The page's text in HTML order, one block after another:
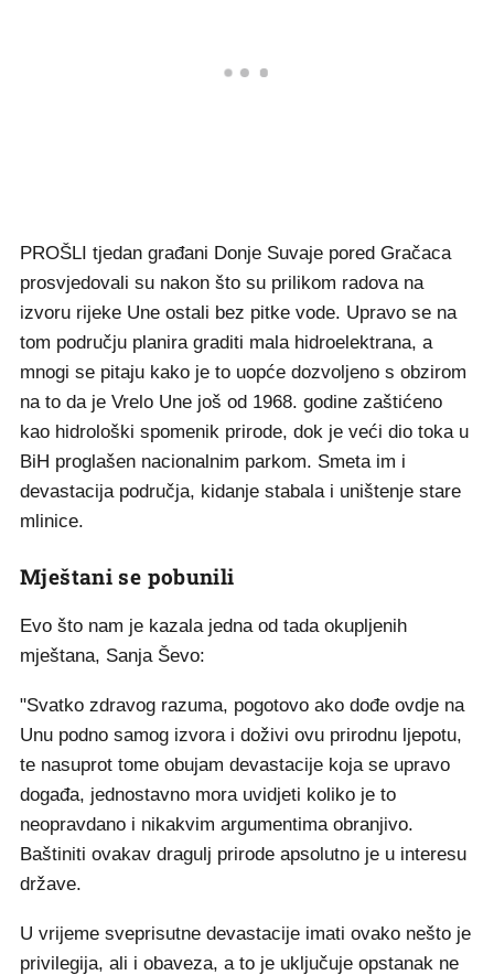
PROŠLI tjedan građani Donje Suvaje pored Gračaca
prosvjedovali su nakon što su prilikom radova na
izvoru rijeke Une ostali bez pitke vode. Upravo se na
tom području planira graditi mala hidroelektrana, a
mnogi se pitaju kako je to uopće dozvoljeno s obzirom
na to da je Vrelo Une još od 1968. godine zaštićeno
kao hidrološki spomenik prirode, dok je veći dio toka u
BiH proglašen nacionalnim parkom. Smeta im i
devastacija područja, kidanje stabala i uništenje stare
mlinice.
Mještani se pobunili
Evo što nam je kazala jedna od tada okupljenih
mještana, Sanja Ševo:
"Svatko zdravog razuma, pogotovo ako dođe ovdje na
Unu podno samog izvora i doživi ovu prirodnu ljepotu,
te nasuprot tome obujam devastacije koja se upravo
događa, jednostavno mora uvidjeti koliko je to
neopravdano i nikakvim argumentima obranjivo.
Baštiniti ovakav dragulj prirode apsolutno je u interesu
države.
U vrijeme sveprisutne devastacije imati ovako nešto je
privilegija, ali i obaveza, a to je uključuje opstanak ne